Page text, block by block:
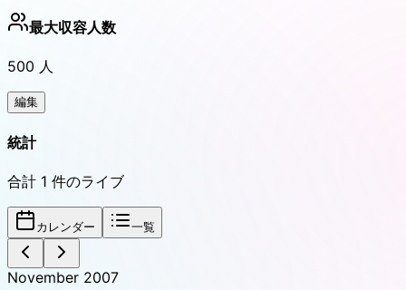
最大収容人数
500 人
編集
統計
合計 1 件のライブ
カレンダー 一覧
November 2007